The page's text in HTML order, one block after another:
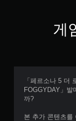
게
「페르소나 5 더
FOGGYDAY」
까?
본 추가 콘텐츠를